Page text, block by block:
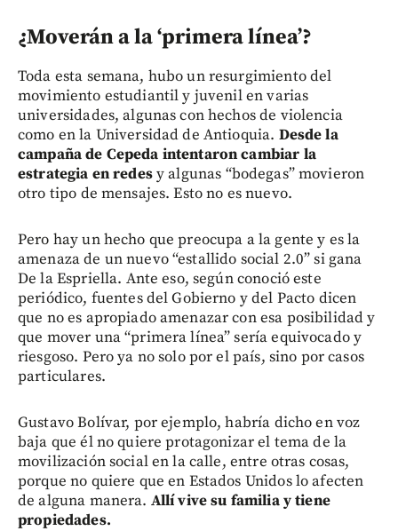
¿Moverán a la ‘primera línea’?
Toda esta semana, hubo un resurgimiento del
movimiento estudiantil y juvenil en varias
universidades, algunas con hechos de violencia
como en la Universidad de Antioquia. Desde la
campaña de Cepeda intentaron cambiar la
estrategia en redesy algunas “bodegas” movieron
otro tipo de mensajes. Esto no es nuevo.
Pero hay un hecho que preocupa a la gente y es la
amenaza de un nuevo “estallido social 2.0” si gana
De la Espriella. Ante eso, según conoció este
periódico, fuentes del Gobierno y del Pacto dicen
que no es apropiado amenazar con esa posibilidad y
que mover una “primera línea” sería equivocado y
riesgoso. Pero ya no solo por el país, sino por casos
particulares.
Gustavo Bolívar, por ejemplo, habría dicho en voz
baja que él no quiere protagonizar el tema de la
movilización social en la calle, entre otras cosas,
porque no quiere que en Estados Unidos lo afecten
de alguna manera. Allí vive su familia y tiene
propiedades.